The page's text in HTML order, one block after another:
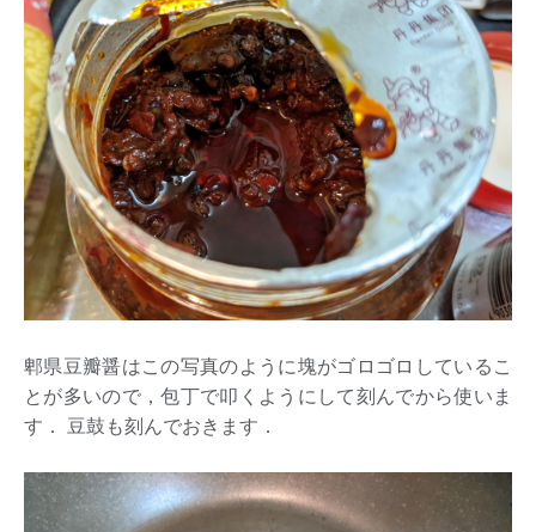
郫県豆瓣醤はこの写真のように塊がゴロゴロしているこ
とが多いので，包丁で叩くようにして刻んでから使いま
す． 豆鼓も刻んでおきます．